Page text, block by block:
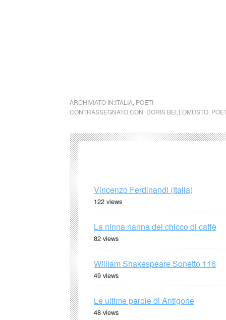
ARCHIVIATO IN:ITALIA POETI
CONTRASSEGNATO CON: DORIS BELLOMUSTO
Vincenzo Ferdinandi (Italia)
122 views
La ninna nanna del chicco di caffè
82 views
William Shakespeare Sonetto 116
49 views
Le ultime parole di Antigone
48 views